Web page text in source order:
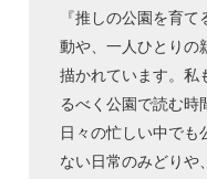
『推しの公園を育
動や、一人ひとりの
描かれています。私
るべく公園で読む時
日々の忙しい中でも
ない日常のみどりや